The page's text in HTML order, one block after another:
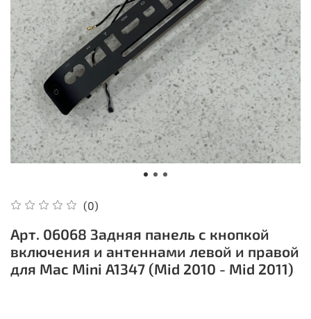
(0)
Арт. 06068 Задняя панель с кнопкой
включения и антеннами левой и правой
для Mac Mini A1347 (Mid 2010 - Mid 2011)